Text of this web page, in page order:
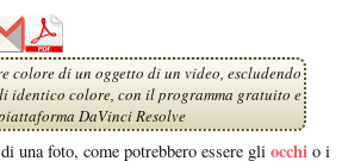
colore di un oggetto di un video, escludendo
identico colore, con il programma gratuito e
DaVinci Resolve
una foto, come potrebbero essere gli occhi o i